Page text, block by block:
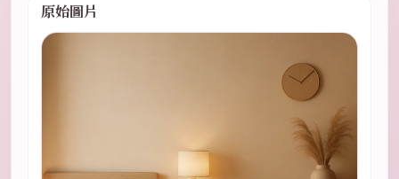
原始圖片